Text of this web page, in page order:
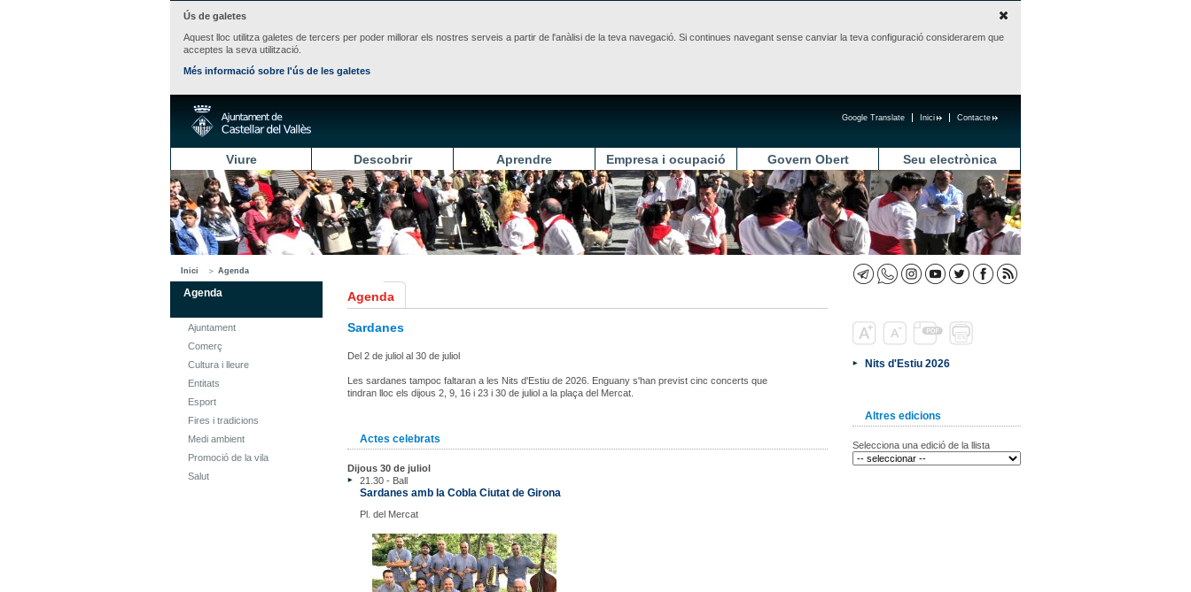
Ús de galetes
Aquest lloc utilitza galetes de tercers per poder millorar els nostres serveis a partir de l'anàlisi de la teva navegació. Si continues navegant sense canviar la teva configuració considerarem que
acceptes la seva utilització.
Més informació sobre l'ús de les galetes
Contacte
Inici
Google Translate
Viure Descobrir Aprendre Empresa i ocupació Govern Obert Seu electrònica
Inici Agenda
Agenda
Ajuntament
Comerç
Cultura i lleure
Entitats
Esport
Fires i tradicions
Medi ambient
Promoció de la vila
Salut
Agenda
Sardanes
Del 2 de juliol al 30 de juliol
Les sardanes tampoc faltaran a les Nits d'Estiu de 2026. Enguany s'han previst cinc concerts que
tindran lloc els dijous 2, 9, 16 i 23 i 30 de juliol a la plaça del Mercat.
Actes celebrats
Dijous 30 de juliol
21.30 - Ball
Sardanes amb la Cobla Ciutat de Girona
Pl. del Mercat
Nits d'Estiu 2026
Altres edicions
Selecciona una edició de la llista